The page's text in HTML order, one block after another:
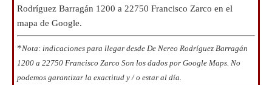
Rodríguez Barragán 1200 a 22750 Francisco Zarco en el
mapa de Google.
*Nota: indicaciones para llegar desde De Nereo Rodríguez Barragán
1200 a 22750 Francisco Zarco Son los dados por Google Maps. No
podemos garantizar la exactitud y / o estar al día.